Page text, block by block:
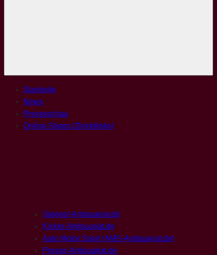
Startseite
News
Presseschau
Online-Shops (Direktlinks)
Spiegel-Antiquariat.de
Kicker-Antiquariat.de
Auto Motor Sport (AMS-Antiquariat.de)
Presse-Antiquariat.de